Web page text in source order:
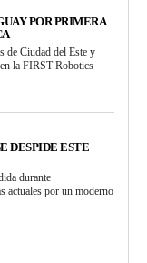
POR PRIMERA
de Ciudad del Este y
la FIRST Robotics
DESPIDE ESTE
durante
actuales por un moderno